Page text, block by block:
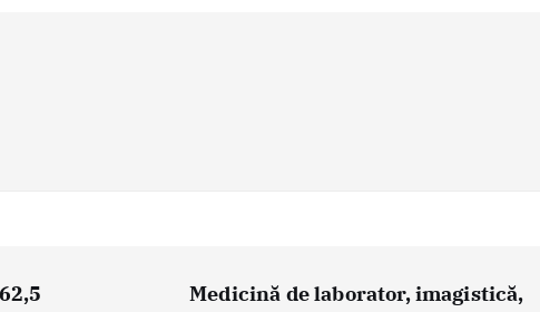
Medicină de laborator, imagistică,